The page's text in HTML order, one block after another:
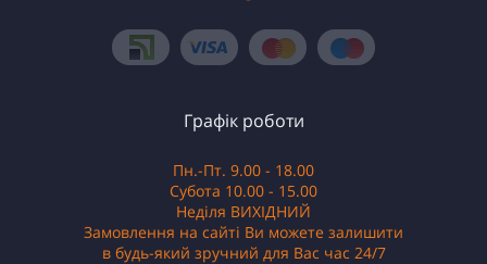
Графік роботи
Пн.-Пт. 9.00 - 18.00
Субота 10.00 - 15.00
Неділя ВИХІДНИЙ
Замовлення на сайті Ви можете залишити
в будь-який зручний для Вас час 24/7